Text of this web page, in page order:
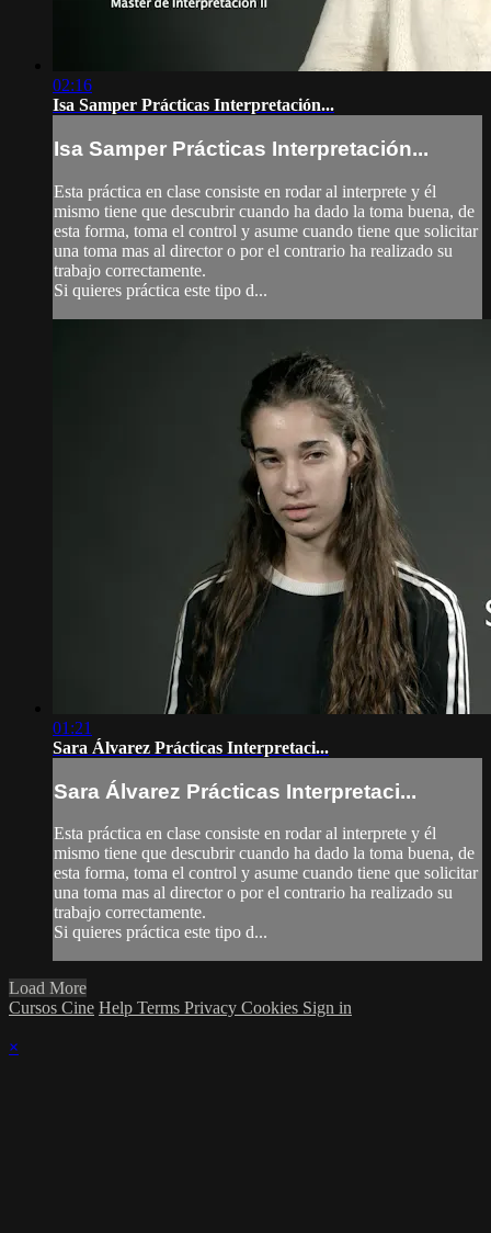
02:16
Isa Samper Prácticas Interpretación...
Isa Samper Prácticas Interpretación...
Esta práctica en clase consiste en rodar al interprete y él
mismo tiene que descubrir cuando ha dado la toma buena, de
esta forma, toma el control y asume cuando tiene que solicitar
una toma mas al director o por el contrario ha realizado su
trabajo correctamente.
Si quieres práctica este tipo d...
01:21
Sara Álvarez Prácticas Interpretaci...
Sara Álvarez Prácticas Interpretaci...
Esta práctica en clase consiste en rodar al interprete y él
mismo tiene que descubrir cuando ha dado la toma buena, de
esta forma, toma el control y asume cuando tiene que solicitar
una toma mas al director o por el contrario ha realizado su
trabajo correctamente.
Si quieres práctica este tipo d...
Load More
Cursos Cine Help Terms Privacy Cookies Sign in
×